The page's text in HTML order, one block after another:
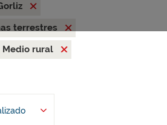
terrestres
Medio rural